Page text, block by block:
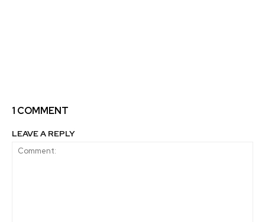
1 COMMENT
LEAVE A REPLY